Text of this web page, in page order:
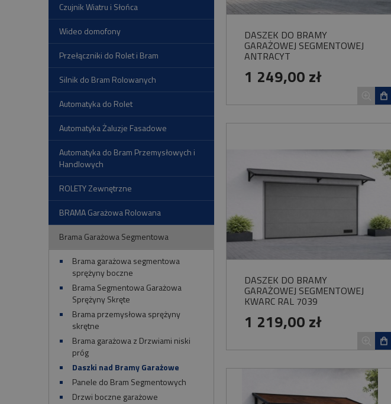
Czujnik Wiatru i Słońca
Wideo domofony
Przełączniki do Rolet i Bram
Silnik do Bram Rolowanych
Automatyka do Rolet
Automatyka Żaluzje Fasadowe
Automatyka do Bram Przemysłowych i
Handlowych
ROLETY Zewnętrzne
BRAMA Garażowa Rolowana
Brama Garażowa Segmentowa
Brama garażowa segmentowa
sprężyny boczne
Brama Segmentowa Garażowa
Sprężyny Skręte
Brama przemysłowa sprężyny
skrętne
Brama garażowa z Drzwiami niski
próg
Daszki nad Bramy Garażowe
Panele do Bram Segmentowych
Drzwi boczne garażowe
DASZEK DO BRAMY
GARAŻOWEJ SEGMENTOWEJ
ANTRACYT
1 249,00 zł
DASZEK DO BRAMY
GARAŻOWEJ SEGMENTOWEJ
KWARC RAL 7039
1 219,00 zł